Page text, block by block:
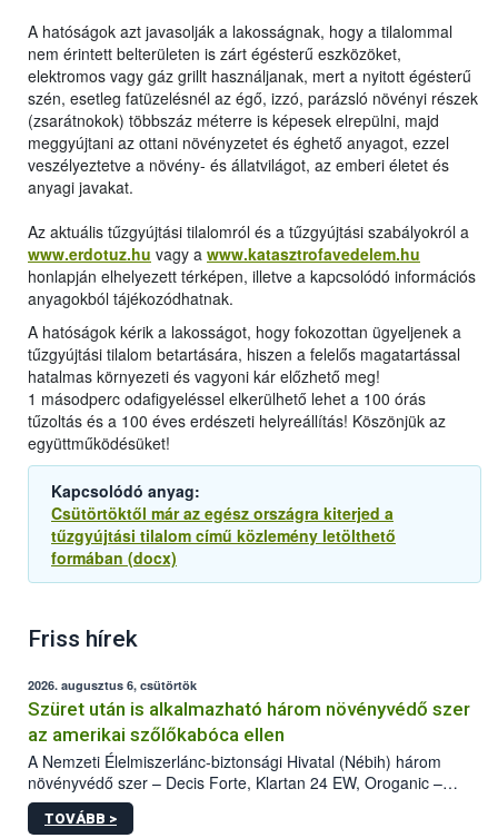
A hatóságok azt javasolják a lakosságnak, hogy a tilalommal
nem érintett belterületen is zárt égésterű eszközöket,
elektromos vagy gáz grillt használjanak, mert a nyitott égésterű
szén, esetleg fatüzelésnél az égő, izzó, parázsló növényi részek
(zsarátnokok) többszáz méterre is képesek elrepülni, majd
meggyújtani az ottani növényzetet és éghető anyagot, ezzel
veszélyeztetve a növény- és állatvilágot, az emberi életet és
anyagi javakat.
Az aktuális tűzgyújtási tilalomról és a tűzgyújtási szabályokról a
www.erdotuz.hu vagy a www.katasztrofavedelem.hu
honlapján elhelyezett térképen, illetve a kapcsolódó információs
anyagokból tájékozódhatnak.
A hatóságok kérik a lakosságot, hogy fokozottan ügyeljenek a
tűzgyújtási tilalom betartására, hiszen a felelős magatartással
hatalmas környezeti és vagyoni kár előzhető meg!
1 másodperc odafigyeléssel elkerülhető lehet a 100 órás
tűzoltás és a 100 éves erdészeti helyreállítás! Köszönjük az
együttműködésüket!
Kapcsolódó anyag:
Csütörtöktől már az egész országra kiterjed a
tűzgyújtási tilalom című közlemény letölthető
formában (docx)
Friss hírek
2026. augusztus 6, csütörtök
Szüret után is alkalmazható három növényvédő szer
az amerikai szőlőkabóca ellen
A Nemzeti Élelmiszerlánc-biztonsági Hivatal (Nébih) három
növényvédő szer – Decis Forte, Klartan 24 EW, Oroganic –
engedélyokiratát módosította, így azok a szüretet követően,
egészen a vesszőérettség (BBCH 91) stádiumáig
TOVÁBB >